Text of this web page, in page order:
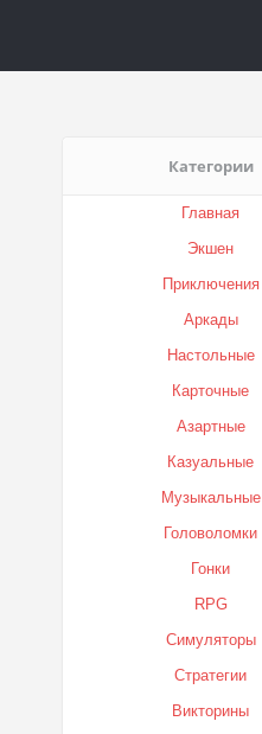
Категории
Главная
Экшен
Приключения
Аркады
Настольные
Карточные
Азартные
Казуальные
Музыкальные
Головоломки
Гонки
RPG
Симуляторы
Стратегии
Викторины